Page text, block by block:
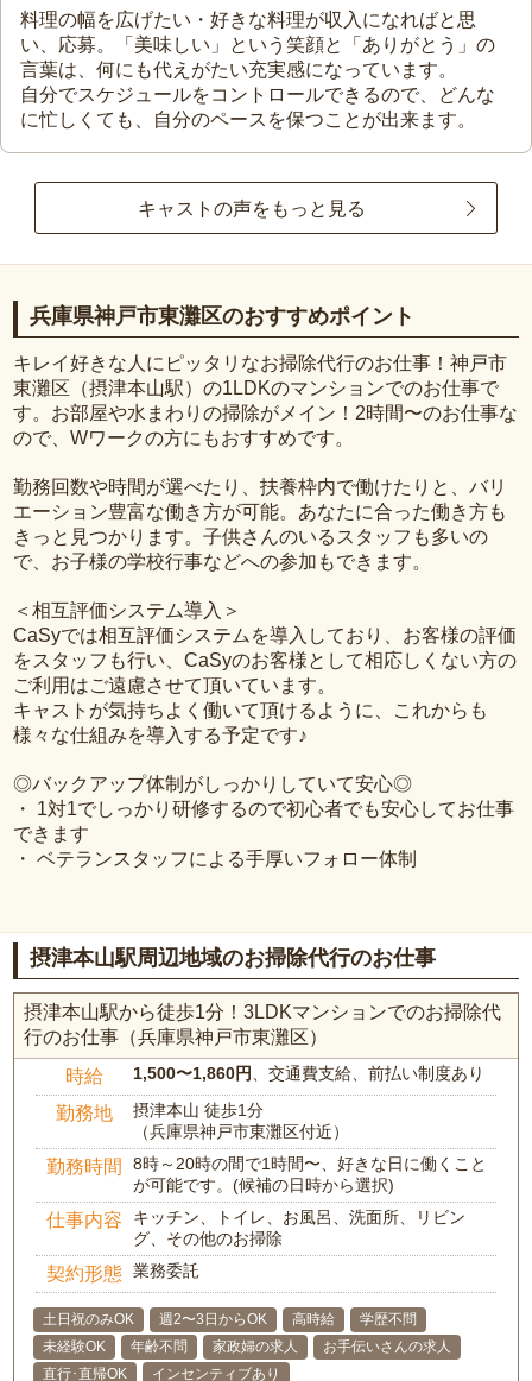
料理の幅を広げたい・好きな料理が収入になればと思
い、応募。「美味しい」という笑顔と「ありがとう」の
言葉は、何にも代えがたい充実感になっています。
自分でスケジュールをコントロールできるので、どんな
に忙しくても、自分のペースを保つことが出来ます。
キャストの声をもっと見る
兵庫県神戸市東灘区のおすすめポイント
キレイ好きな人にピッタリなお掃除代行のお仕事！神戸市
東灘区（摂津本山駅）の1LDKのマンションでのお仕事で
す。お部屋や水まわりの掃除がメイン！2時間〜のお仕事な
ので、Wワークの方にもおすすめです。
勤務回数や時間が選べたり、扶養枠内で働けたりと、バリ
エーション豊富な働き方が可能。あなたに合った働き方も
きっと見つかります。子供さんのいるスタッフも多いの
で、お子様の学校行事などへの参加もできます。
＜相互評価システム導入＞
CaSyでは相互評価システムを導入しており、お客様の評価
をスタッフも行い、CaSyのお客様として相応しくない方の
ご利用はご遠慮させて頂いています。
キャストが気持ちよく働いて頂けるように、これからも
様々な仕組みを導入する予定です♪
◎バックアップ体制がしっかりしていて安心◎
・ 1対1でしっかり研修するので初心者でも安心してお仕事
できます
・ ベテランスタッフによる手厚いフォロー体制
摂津本山駅周辺地域のお掃除代行のお仕事
摂津本山駅から徒歩1分！3LDKマンションでのお掃除代
行のお仕事（兵庫県神戸市東灘区）
時給 1,500〜1,860円、交通費支給、前払い制度あり
勤務地
摂津本山 徒歩1分
（兵庫県神戸市東灘区付近）
勤務時間
8時～20時の間で1時間〜、好きな日に働くこと
が可能です。(候補の日時から選択)
仕事内容
キッチン、トイレ、お風呂、洗面所、リビン
グ、その他のお掃除
契約形態 業務委託
土日祝のみOK 週2〜3日からOK 高時給
学歴不問
未経験OK
年齢不問 家政婦の求人
お手伝いさんの求人
直行･直帰OK
インセンティブあり